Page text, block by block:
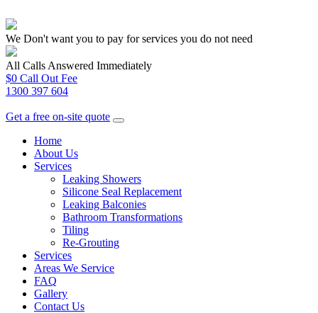
We Don't want you to pay for services you do not need
All Calls Answered Immediately
$0 Call Out Fee
1300 397 604
Get a free on-site quote
Home
About Us
Services
Leaking Showers
Silicone Seal Replacement
Leaking Balconies
Bathroom Transformations
Tiling
Re-Grouting
Services
Areas We Service
FAQ
Gallery
Contact Us